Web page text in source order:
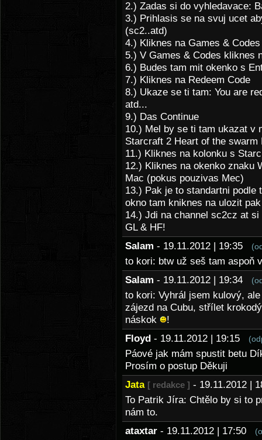
2.) Zadas si do vyhledavace:
3.) Prihlasis se na svuj ucet
(sc2..atd)
4.) Kliknes na Games & Codes
5.) V Games & Codes kliknes
6.) Budes tam mit okenko s
7.) Kliknes na Redeem Code
8.) Ukaze se ti tam: You are
atd...
9.) Das Continue
10.) Mel by se ti tam ukazat v
Starcraft 2 Heart of the swarm
11.) Kliknes na kolonku s
12.) Kliknes na okenko znaku
Mac (pokus pouzivas Mec)
13.) Pak je to standartni
okno tam kniknes na ulozit
14.) Jdi na channel sc2cz at
GL & HF!
Salam - 19.11.2012 | 19:35
to kori: btw už seš tam aspoň
Salam - 19.11.2012 | 19:34
to kori: Vyhrál jsem kulový,
zájezd na Cubu, střílet
náskok
!
Floyd - 19.11.2012 | 19:15
Páové jak mám spustit betu
Prosím o postup Děkuji
Jata [ redakce ] - 19.11.2012 |
To Patrik Jíra: Chtělo by si to
nám to.
ataxtar - 19.11.2012 | 17:50